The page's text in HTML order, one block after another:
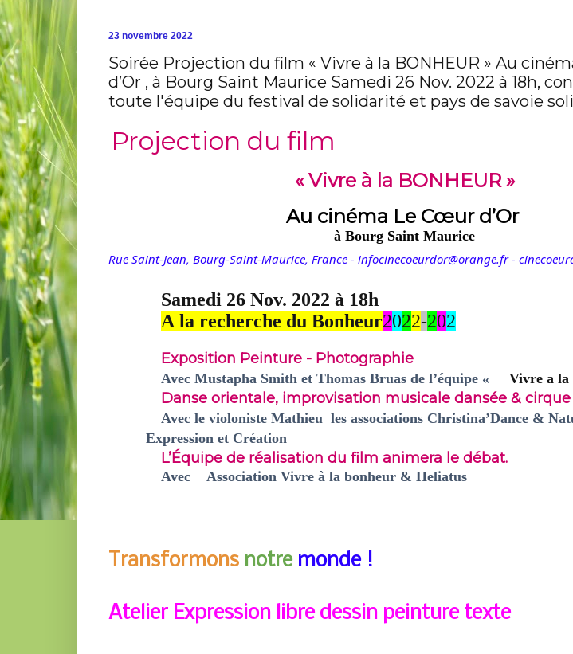
23 novembre 2022
Soirée Projection du film « Vivre à la BONHEUR » Au
d’Or , à Bourg Saint Maurice Samedi 26 Nov. 2022 à 18h,
toute l'équipe du festival de solidarité et pays de savoie
Projection du film
« Vivre à la BONHEUR »
Au cinéma Le Cœur d’Or
à Bourg Saint Maurice
Rue Saint-Jean, Bourg-Saint-Maurice, France - infocinecoeurdor@orange.fr -
Samedi 26 Nov. 2022 à 18h
A la recherche du Bonheur2022-202
Exposition Peinture - Photographie
Avec Mustapha Smith et Thomas Bruas de l’équipe « Vivre a la
Danse orientale, improvisation musicale dansée & cirque
Avec le violoniste Mathieu les associations Christina’Dance &
Expression et Création
L’Équipe de réalisation du film animera le débat.
Avec Association Vivre à la bonheur & Heliatus
Transformons notremonde !
Atelier Expression libre dessin peinture texte